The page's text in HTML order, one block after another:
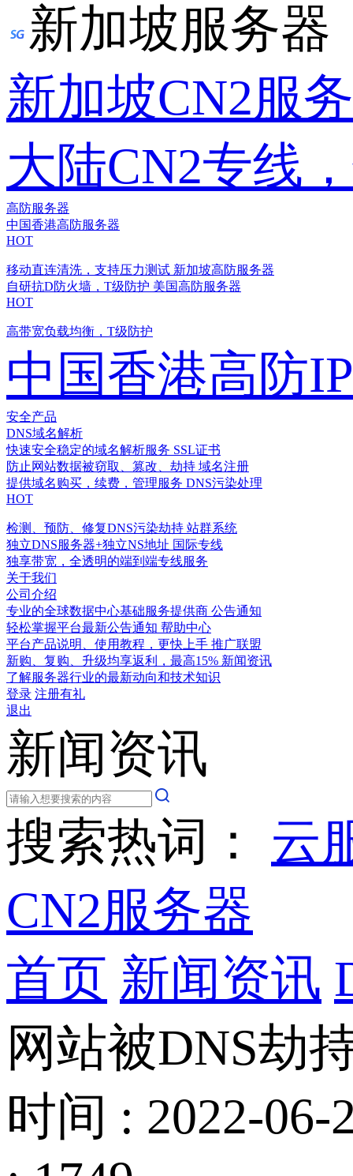
新加坡服务器
新加坡CN2服
大陆CN2专线
高防服务器
中国香港高防服务器
HOT
移动直连清洗，支持压力测试 新加坡高防服务器
自研抗D防火墙，T级防护 美国高防服务器
HOT
高带宽负载均衡，T级防护
中国香港高防IP
安全产品
DNS域名解析
快速安全稳定的域名解析服务 SSL证书
防止网站数据被窃取、篡改、劫持 域名注册
提供域名购买，续费，管理服务 DNS污染处理
HOT
检测、预防、修复DNS污染劫持 站群系统
独立DNS服务器+独立NS地址 国际专线
独享带宽，全透明的端到端专线服务
关于我们
公司介绍
专业的全球数据中心基础服务提供商 公告通知
轻松掌握平台最新公告通知 帮助中心
平台产品说明、使用教程，更快上手 推广联盟
新购、复购、升级均享返利，最高15% 新闻资讯
了解服务器行业的最新动向和技术知识
登录 注册有礼
退出
新闻资讯
搜索热词： 云
CN2服务器
首页 新闻资讯
网站被DNS劫
时间 : 2022-06-